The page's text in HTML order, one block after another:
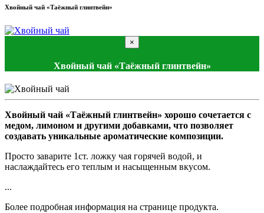
Хвойный чай «Таёжный глинтвейн»
×
Хвойный чай «Таёжный глинтвейн»
Хвойный чай «Таёжный глинтвейн» хорошо сочетается с
медом, лимоном и другими добавками, что позволяет
создавать уникальные ароматические композиции.
Просто заварите 1ст. ложку чая горячей водой, и
наслаждайтесь его теплым и насыщенным вкусом.
...
Более подробная информация на странице продукта.